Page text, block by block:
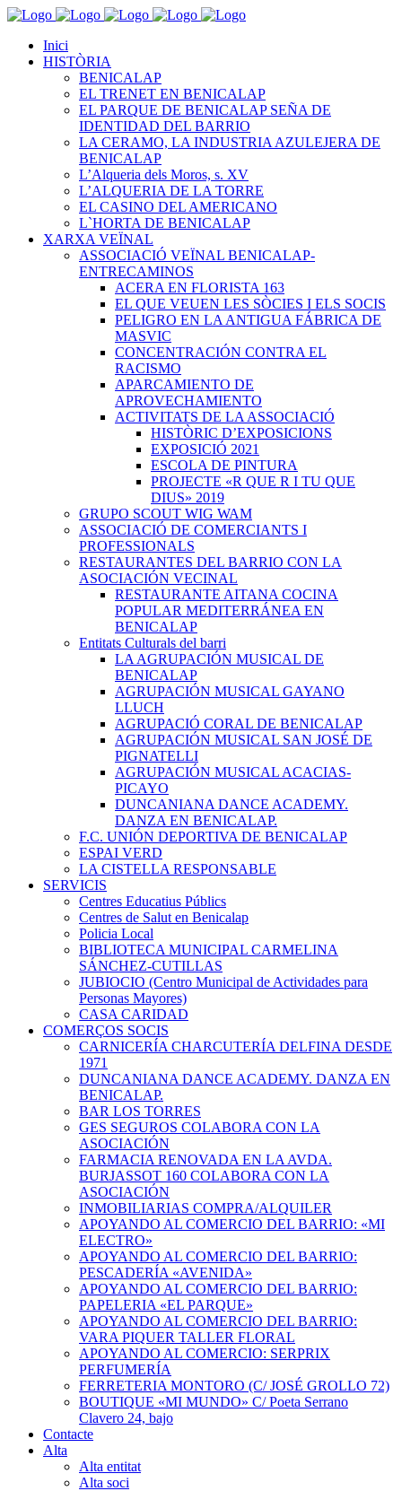
Inici
HISTÒRIA
BENICALAP
EL TRENET EN BENICALAP
EL PARQUE DE BENICALAP SEÑA DE
IDENTIDAD DEL BARRIO
LA CERAMO, LA INDUSTRIA AZULEJERA DE
BENICALAP
L’Alqueria dels Moros, s. XV
L’ALQUERIA DE LA TORRE
EL CASINO DEL AMERICANO
L`HORTA DE BENICALAP
XARXA VEÏNAL
ASSOCIACIÓ VEÏNAL BENICALAP-
ENTRECAMINOS
ACERA EN FLORISTA 163
EL QUE VEUEN LES SÒCIES I ELS SOCIS
PELIGRO EN LA ANTIGUA FÁBRICA DE
MASVIC
CONCENTRACIÓN CONTRA EL
RACISMO
APARCAMIENTO DE
APROVECHAMIENTO
ACTIVITATS DE LA ASSOCIACIÓ
HISTÒRIC D’EXPOSICIONS
EXPOSICIÓ 2021
ESCOLA DE PINTURA
PROJECTE «R QUE R I TU QUE
DIUS» 2019
GRUPO SCOUT WIG WAM
ASSOCIACIÓ DE COMERCIANTS I
PROFESSIONALS
RESTAURANTES DEL BARRIO CON LA
ASOCIACIÓN VECINAL
RESTAURANTE AITANA COCINA
POPULAR MEDITERRÁNEA EN
BENICALAP
Entitats Culturals del barri
LA AGRUPACIÓN MUSICAL DE
BENICALAP
AGRUPACIÓN MUSICAL GAYANO
LLUCH
AGRUPACIÓ CORAL DE BENICALAP
AGRUPACIÓN MUSICAL SAN JOSÉ DE
PIGNATELLI
AGRUPACIÓN MUSICAL ACACIAS-
PICAYO
DUNCANIANA DANCE ACADEMY.
DANZA EN BENICALAP.
F.C. UNIÓN DEPORTIVA DE BENICALAP
ESPAI VERD
LA CISTELLA RESPONSABLE
SERVICIS
Centres Educatius Públics
Centres de Salut en Benicalap
Policia Local
BIBLIOTECA MUNICIPAL CARMELINA
SÁNCHEZ-CUTILLAS
JUBIOCIO (Centro Municipal de Actividades para
Personas Mayores)
CASA CARIDAD
COMERÇOS SOCIS
CARNICERÍA CHARCUTERÍA DELFINA DESDE
1971
DUNCANIANA DANCE ACADEMY. DANZA EN
BENICALAP.
BAR LOS TORRES
GES SEGUROS COLABORA CON LA
ASOCIACIÓN
FARMACIA RENOVADA EN LA AVDA.
BURJASSOT 160 COLABORA CON LA
ASOCIACIÓN
INMOBILIARIAS COMPRA/ALQUILER
APOYANDO AL COMERCIO DEL BARRIO: «MI
ELECTRO»
APOYANDO AL COMERCIO DEL BARRIO:
PESCADERÍA «AVENIDA»
APOYANDO AL COMERCIO DEL BARRIO:
PAPELERIA «EL PARQUE»
APOYANDO AL COMERCIO DEL BARRIO:
VARA PIQUER TALLER FLORAL
APOYANDO AL COMERCIO: SERPRIX
PERFUMERÍA
FERRETERIA MONTORO (C/ JOSÉ GROLLO 72)
BOUTIQUE «MI MUNDO» C/ Poeta Serrano
Clavero 24, bajo
Contacte
Alta
Alta entitat
Alta soci